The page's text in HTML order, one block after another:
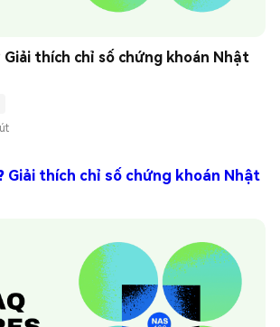
Giải thích chỉ số chứng khoán Nhật
Giải thích chỉ số chứng khoán Nhật